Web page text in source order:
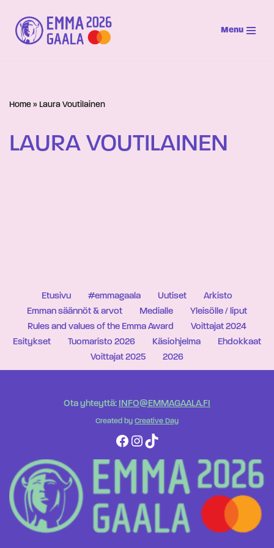
Siirry
suoraan
Menu
Home » Laura Voutilainen
LAURA VOUTILAINEN
Etusivu #emmagaala Uutiset
Arkisto
Emman säännöt & arvot
Medialle
Yleisölle / liput
Rules and values of the Emma Award
Voittajat 2024
Esitykset
Tuomaristo 2026 Käsiohjelma
Ehdokkaat
Voittajat 2025
2026
Ota yhteyttä: INFO@EMMAGAALA.FI
Created by Creative Day